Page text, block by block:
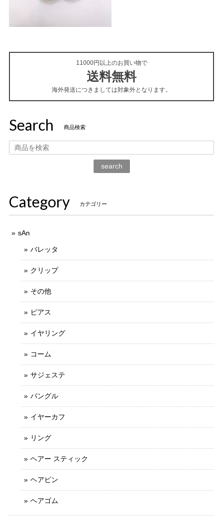
11000円以上のお買い物で
送料無料
海外発送につきましては対象外となります。
Search 商品検索
search
Category カテゴリー
sAn
バレッタ
クリップ
その他
ピアス
イヤリング
コーム
サジェステ
バングル
イヤーカフ
リング
ヘアー スティック
ヘアピン
ヘアゴム